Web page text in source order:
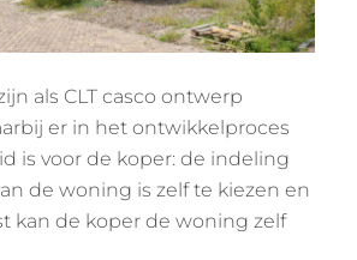
als CLT casco ontwerp
er in het ontwikkelproces
is voor de koper: de indeling
de woning is zelf te kiezen en
kan de koper de woning zelf